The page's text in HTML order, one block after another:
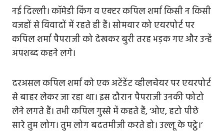
नई दिल्ली। कॉमेडी किंग व एक्टर कपिल शर्मा किसी न किसी
वजहों से विवादों में रहते ही हैं। सोमवार को एयरपोर्ट पर
कपिल शर्मा पैपराजी को देखकर बुरी तरह भड़क गए और उन्हें
अपशब्द कहने लगे।
दरअसल कपिल शर्मा को एक अटेंडेंट व्हीलचेयर पर एयरपोर्ट
से बाहर लेकर जा रहा था। इस दौरान पैपराजी उनकी फोटो
लेने लगते हैं। तभी कपिल गुस्से में कहते हैं, ‘ओए, हटो पीछे
सारे तुम लोग। तुम लोग बदतमीजी करते हो। उल्लू के पट्ठे।’